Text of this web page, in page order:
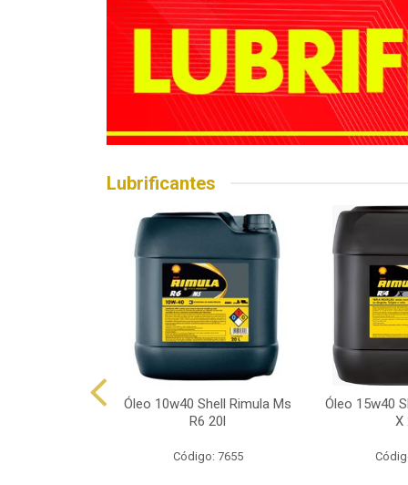
Lubrificantes
Óleo 10w40 Shell Rimula Ms
R6 20l
Código: 7655
Óleo 15w40
X